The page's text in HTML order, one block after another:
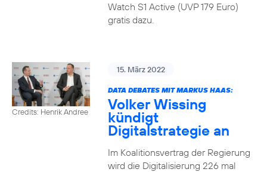
Watch S1 Active (UVP 179 Euro)
gratis dazu.
Credits: Henrik Andree
15. März 2022
DATA DEBATES MIT MARKUS HAAS:
Volker Wissing
kündigt
Digitalstrategie an
Im Koalitionsvertrag der Regierung
wird die Digitalisierung 226 mal